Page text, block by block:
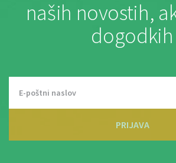
naših novostih,
dogodkih
PRIJAVA